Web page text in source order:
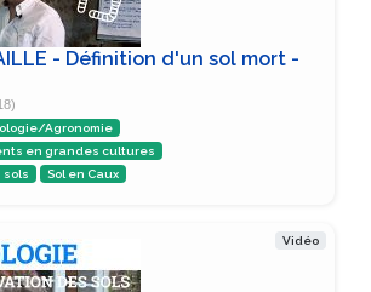
- Définition d'un sol mort -
Agronomie
en grandes cultures
sols
Sol en Caux
Vidéo